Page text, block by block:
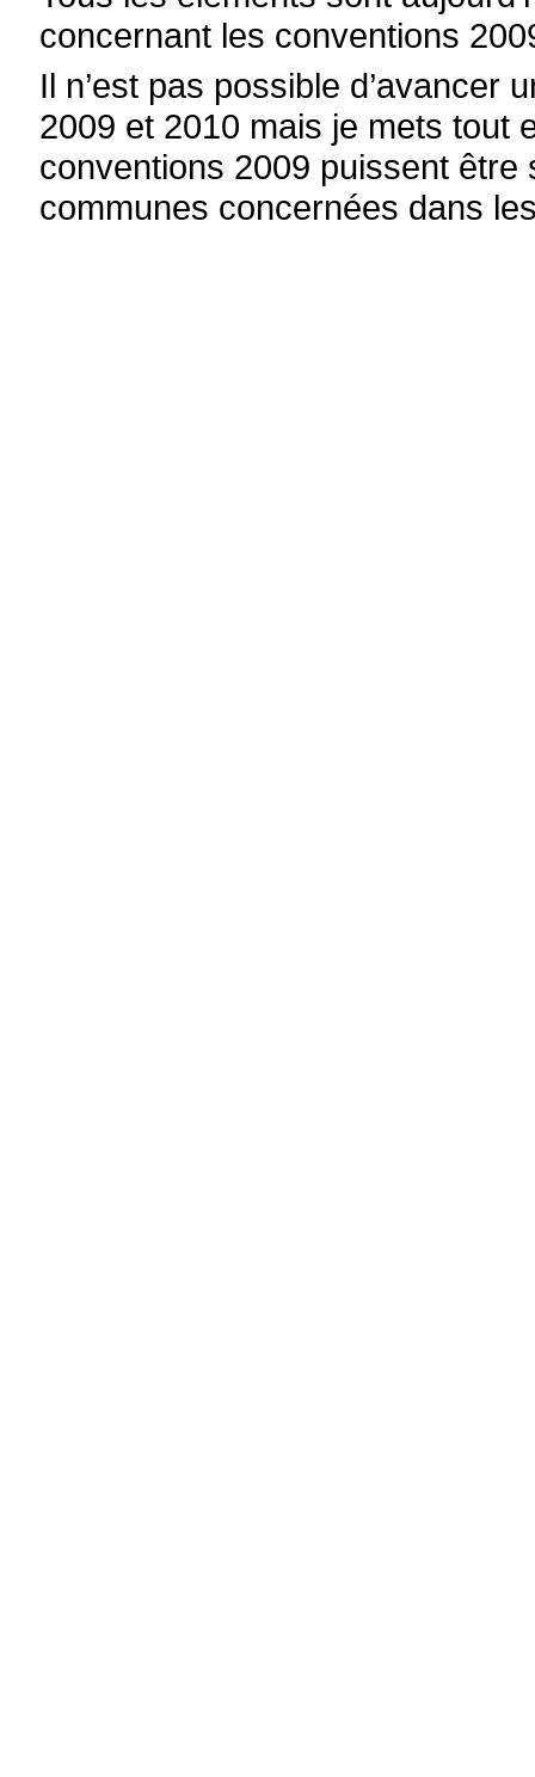
concernant les conventions
Il n’est pas possible d’avancer
2009 et 2010 mais je mets
conventions 2009 puissent
communes concernées dans